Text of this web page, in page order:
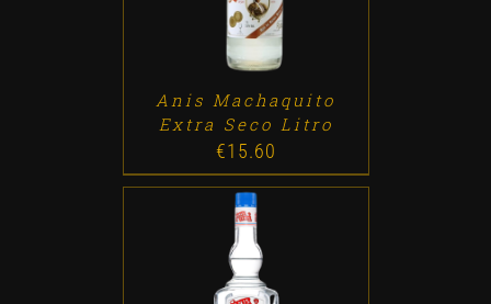
Anis Machaquito
Extra Seco Litro
€15.60